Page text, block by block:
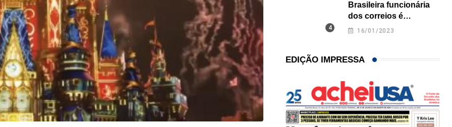
Brasileira funcionária
dos correios é
assassinada a facadas
16/01/2023
EDIÇÃO IMPRESSA